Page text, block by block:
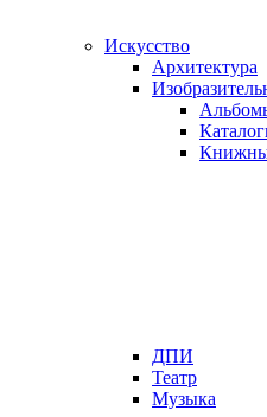
Искусство
Архитектура
ДПИ
Театр
Музыка